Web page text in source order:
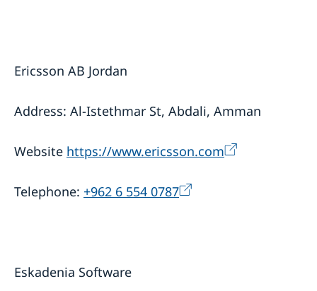
Ericsson AB Jordan
Address: Al-Istethmar St, Abdali, Amman
Website https://www.ericsson.com
Telephone: +962 6 554 0787
Eskadenia Software